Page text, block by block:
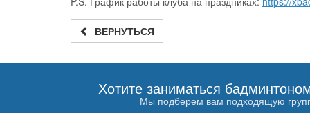
ВЕРНУТЬСЯ
Хотите заниматься
Мы подберем вам подходящую